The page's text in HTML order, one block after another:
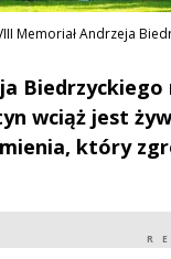
Memoriał Andrzeja
wciąż jest
który